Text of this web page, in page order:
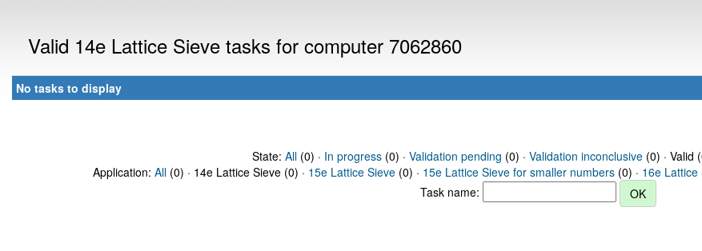
Valid 14e Lattice Sieve tasks for computer 7062860
No tasks to display
State: All(0) · In progress(0) · Validation pending (0) · Validation inconclusive(0) · Valid
Application: All (0) · 14e Lattice Sieve (0) · 15e Lattice Sieve (0) · 15e Lattice Sieve for smaller numbers (0) · 16e
Task name: